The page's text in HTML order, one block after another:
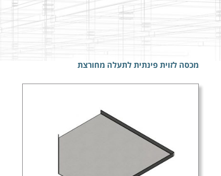
מכסה לזוית פינתית לתעלה מחורצת